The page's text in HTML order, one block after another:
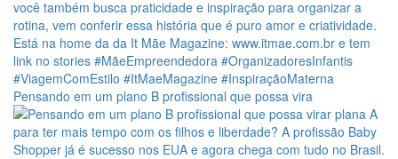
Pensando em um plano B profissional que possa vira